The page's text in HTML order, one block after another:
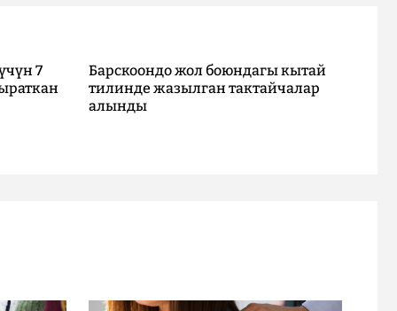
7
Барскоондо жол боюндагы кытай
тилинде жазылган тактайчалар
алынды